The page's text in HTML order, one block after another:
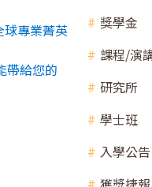
球專業菁英
帶給您的
獎學金
課程/演
研究所
學士班
入學公告